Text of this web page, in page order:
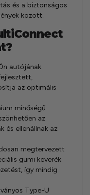
és a biztonságos
között.
autójának
az optimális
minőségű
az
és ellenállnak az
megtervezett
gumi keverék
így mindig
Type-U